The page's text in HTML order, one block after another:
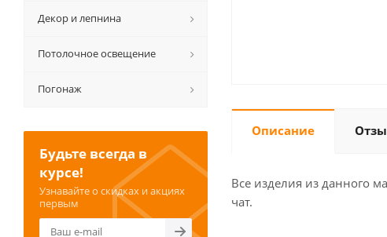
Описание
Все изделия из данного
чат.
Декор и лепнина
Потолочное освещение
Погонаж
Будьте всегда в
курсе!
Узнавайте о скидках и акциях
первым